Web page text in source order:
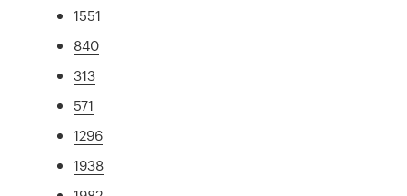
1551
840
313
571
1296
1938